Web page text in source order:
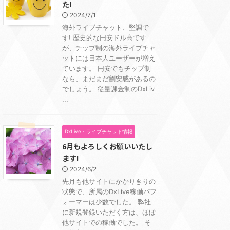
た!
2024/7/1
海外ライブチャット、堅調で
す! 歴史的な円安ドル高です
が、チップ制の海外ライブチャ
ットには日本人ユーザーが増え
ています。 円安でもチップ制
なら、まだまだ割安感があるの
でしょう。 従量課金制のDxLiv
...
DxLive・ライブチャット情報
6月もよろしくお願いいたし
ます!
2024/6/2
先月も他サイトにかかりきりの
状態で、所属のDxLive稼働パフ
ォーマーは少数でした。 弊社
に新規登録いただく方は、ほぼ
他サイトでの稼働でした。 そ